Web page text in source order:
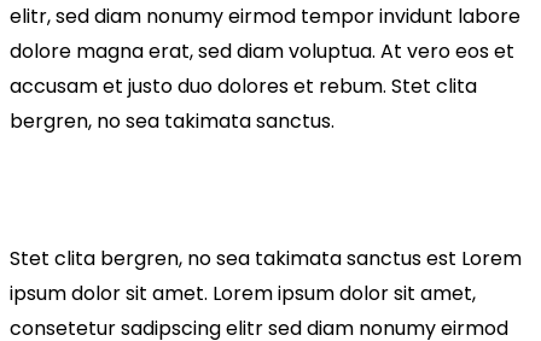
elitr, sed diam nonumy eirmod tempor invidunt labore
dolore magna erat, sed diam voluptua. At vero eos et
accusam et justo duo dolores et rebum. Stet clita
bergren, no sea takimata sanctus.
Stet clita bergren, no sea takimata sanctus est Lorem
ipsum dolor sit amet. Lorem ipsum dolor sit amet,
consetetur sadipscing elitr sed diam nonumy eirmod